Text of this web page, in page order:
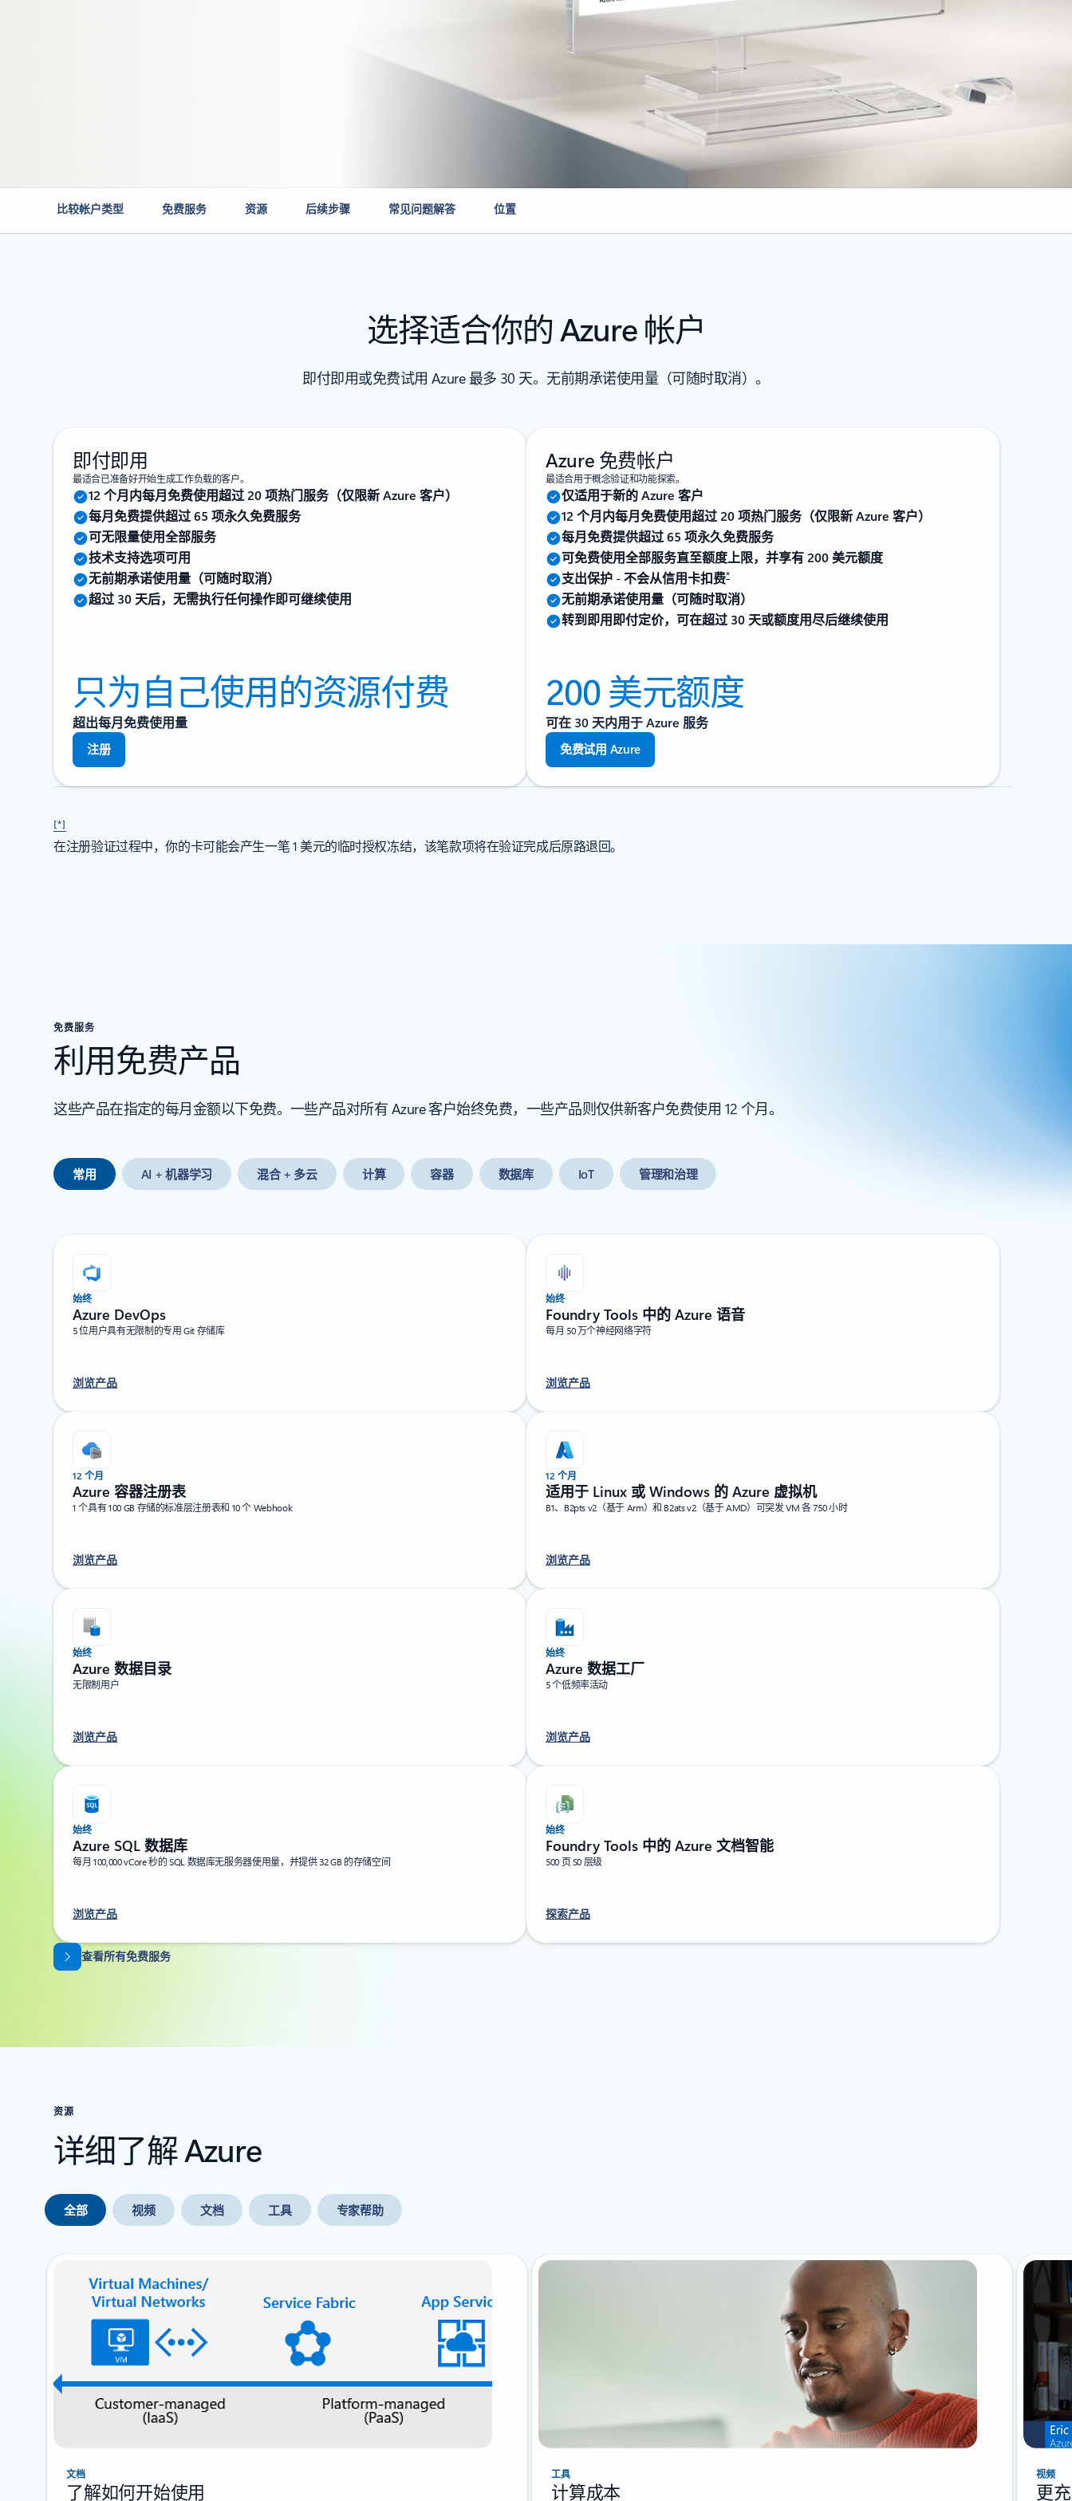
比较帐户类型 免费服务 资源 后续步骤 常见问题解答 位置
选择适合你的 Azure 帐户
即付即用或免费试用 Azure 最多 30 天。无前期承诺使用量（可随时取消）。
即付即用
最适合已准备好开始生成工作负载的客户。
12 个月内每月免费使用超过 20 项热门服务（仅限新 Azure 客户）
每月免费提供超过 65 项永久免费服务
可无限量使用全部服务
技术支持选项可用
无前期承诺使用量（可随时取消）
超过 30 天后，无需执行任何操作即可继续使用
只为自己使用的资源付费
超出每月免费使用量
注册
Azure 免费帐户
最适合用于概念验证和功能探索。
仅适用于新的 Azure 客户
12 个月内每月免费使用超过 20 项热门服务（仅限新 Azure 客户）
每月免费提供超过 65 项永久免费服务
可免费使用全部服务直至额度上限，并享有 200 美元额度
支出保护 - 不会从信用卡扣费*
无前期承诺使用量（可随时取消）
转到即用即付定价，可在超过 30 天或额度用尽后继续使用
200 美元额度
可在 30 天内用于 Azure 服务
免费试用 Azure
[*]
在注册验证过程中，你的卡可能会产生一笔 1 美元的临时授权冻结，该笔款项将在验证完成后原路退回。
免费服务
利用免费产品
这些产品在指定的每月金额以下免费。一些产品对所有 Azure 客户始终免费，一些产品则仅供新客户免费使用 12 个月。
常用 AI + 机器学习 混合 + 多云 计算 容器 数据库 IoT 管理和治理
始终
Azure DevOps
5 位用户具有无限制的专用 Git 存储库
浏览产品
始终
Foundry Tools 中的 Azure 语音
每月 50 万个神经网络字符
浏览产品
12 个月
Azure 容器注册表
1 个具有 100 GB 存储的标准层注册表和 10 个 Webhook
浏览产品
12 个月
适用于 Linux 或 Windows 的 Azure 虚拟机
B1、B2pts v2（基于 Arm）和 B2ats v2（基于 AMD）可突发 VM 各 750 小时
浏览产品
始终
Azure 数据目录
无限制用户
浏览产品
始终
Azure 数据工厂
5 个低频率活动
浏览产品
始终
Azure SQL 数据库
每月 100,000 vCore 秒的 SQL 数据库无服务器使用量，并提供 32 GB 的存储空间
浏览产品
始终
Foundry Tools 中的 Azure 文档智能
500 页 S0 层级
探索产品
返回标签页查看所有免费服务
资源
详细了解 Azure
全部 视频 文档 工具 专家帮助
下一张幻灯片
文档
了解如何开始使用
工具
计算成本
视频
更